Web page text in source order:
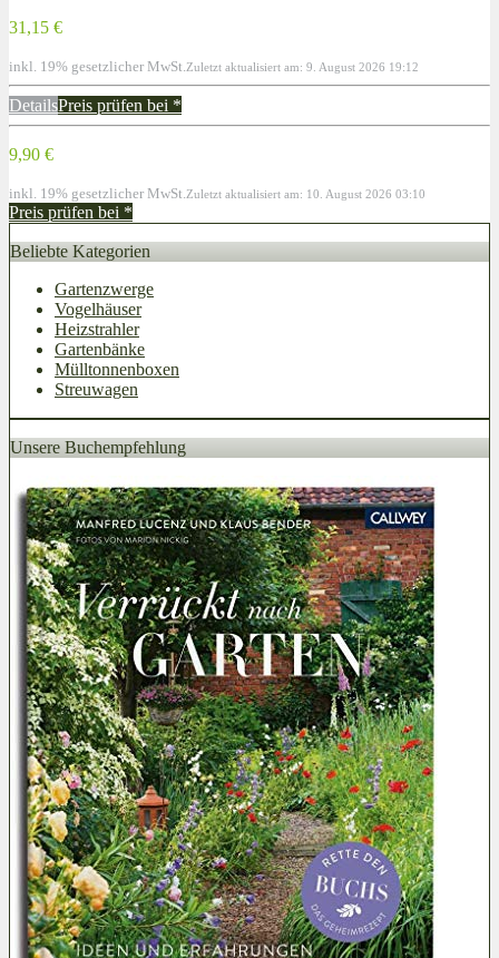
31,15 €
inkl. 19% gesetzlicher MwSt. Zuletzt aktualisiert am: 9. August 2026 19:12
DetailsPreis prüfen bei *
9,90 €
inkl. 19% gesetzlicher MwSt. Zuletzt aktualisiert am: 10. August 2026 03:10
Preis prüfen bei *
Beliebte Kategorien
Gartenzwerge
Vogelhäuser
Heizstrahler
Gartenbänke
Mülltonnenboxen
Streuwagen
Unsere Buchempfehlung